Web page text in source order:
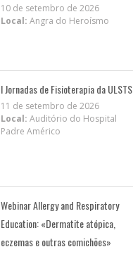
10 de setembro de 2026
Local: Angra do Heroísmo
I Jornadas de Fisioterapia da ULSTS
11 de setembro de 2026
Local: Auditório do Hospital
Padre Américo
Webinar Allergy and Respiratory
Education: «Dermatite atópica,
eczemas e outras comichões»